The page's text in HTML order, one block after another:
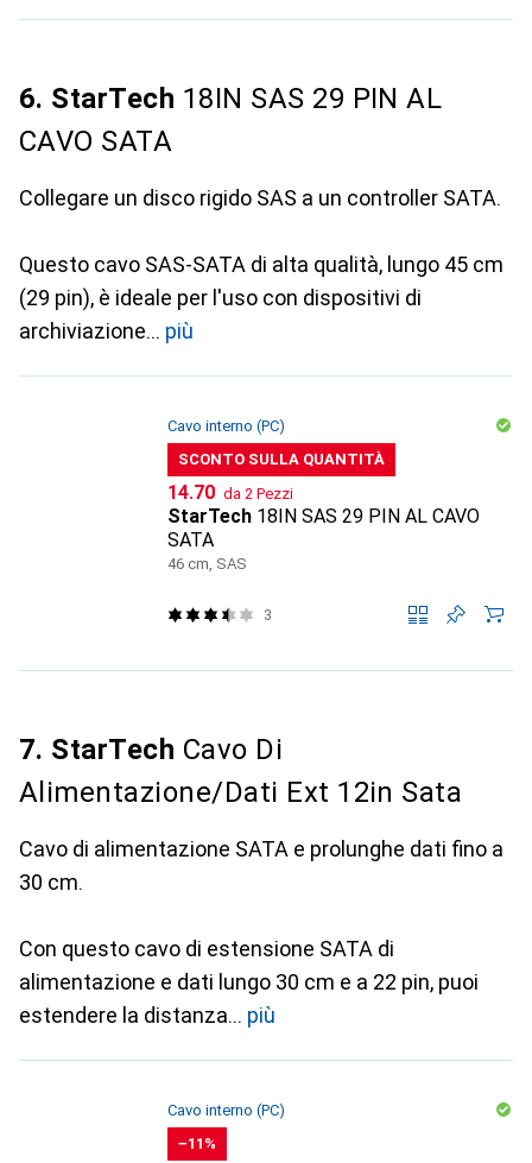
6. StarTech 18IN SAS 29 PIN AL
CAVO SATA
Collegare un disco rigido SAS a un controller SATA.
Questo cavo SAS-SATA di alta qualità, lungo 45 cm
(29 pin), è ideale per l'uso con dispositivi di
archiviazione
più
Cavo interno (PC)
SCONTO SULLA QUANTITÀ
CHF
14.70 da 2 Pezzi
StarTech 18IN SAS 29 PIN AL CAVO
SATA
46 cm, SAS
3
7. StarTech Cavo Di
Alimentazione/Dati Ext 12in Sata
Cavo di alimentazione SATA e prolunghe dati fino a
30 cm.
Con questo cavo di estensione SATA di
alimentazione e dati lungo 30 cm e a 22 pin, puoi
estendere la distanza
più
Cavo interno (PC)
−11%